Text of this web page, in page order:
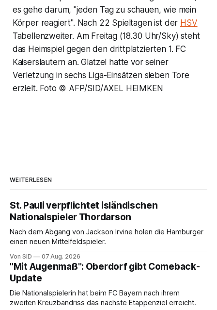
es gehe darum, "jeden Tag zu schauen, wie mein
Körper reagiert". Nach 22 Spieltagen ist der HSV
Tabellenzweiter. Am Freitag (18.30 Uhr/Sky) steht
das Heimspiel gegen den drittplatzierten 1. FC
Kaiserslautern an. Glatzel hatte vor seiner
Verletzung in sechs Liga-Einsätzen sieben Tore
erzielt. Foto © AFP/SID/AXEL HEIMKEN
WEITERLESEN
St. Pauli verpflichtet isländischen
Nationalspieler Thordarson
Nach dem Abgang von Jackson Irvine holen die Hamburger
einen neuen Mittelfeldspieler.
Von SID 07 Aug. 2026
"Mit Augenmaß": Oberdorf gibt Comeback-
Update
Die Nationalspielerin hat beim FC Bayern nach ihrem
zweiten Kreuzbandriss das nächste Etappenziel erreicht.